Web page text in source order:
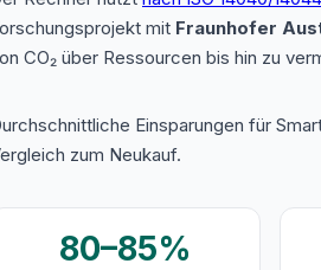
mit Fraunhofer
CO₂ über Ressourcen bis hin zu
Einsparungen für
zum Neukauf.
80–85%